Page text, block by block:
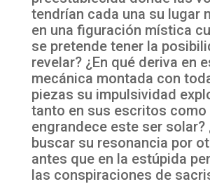
tendrían cada una su lugar
en una figuración mística
se pretende tener la
revelar? ¿En qué deriva en
mecánica montada con
piezas su impulsividad
tanto en sus escritos como
engrandece este ser solar?
buscar su resonancia por
antes que en la estúpida
las conspiraciones de